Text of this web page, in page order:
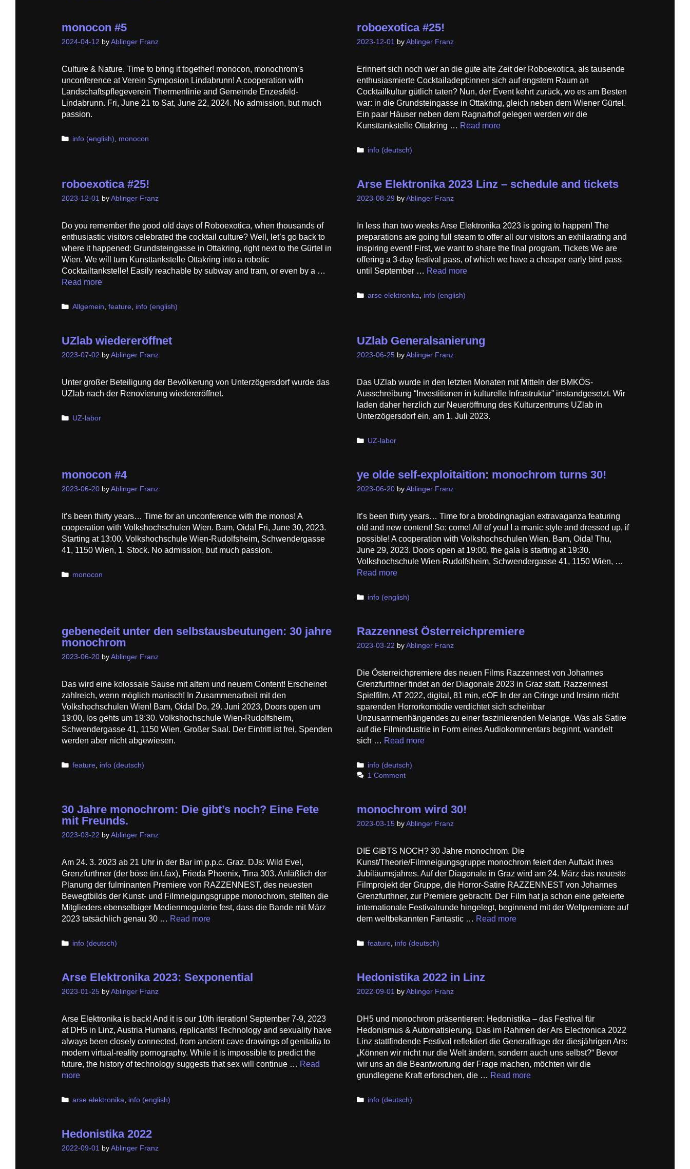
monocon #5
2024-04-12 by Ablinger Franz
Culture & Nature. Time to bring it together! monocon, monochrom’s
unconference at Verein Symposion Lindabrunn! A cooperation with
Landschaftspflegeverein Thermenlinie and Gemeinde Enzesfeld-
Lindabrunn. Fri, June 21 to Sat, June 22, 2024. No admission, but much
passion.
Categories
info (english) monocon
roboexotica #25!
2023-12-01 by Ablinger Franz
Erinnert sich noch wer an die gute alte Zeit der Roboexotica, als tausende
enthusiasmierte Cocktailadept:innen sich auf engstem Raum an
Cocktailkultur gütlich taten? Nun, der Event kehrt zurück, wo es am Besten
war: in die Grundsteingasse in Ottakring, gleich neben dem Wiener Gürtel.
Ein paar Häuser neben dem Ragnarhof gelegen werden wir die
Kunsttankstelle Ottakring … Read more
Categories
info (deutsch)
roboexotica #25!
2023-12-01 by Ablinger Franz
Do you remember the good old days of Roboexotica, when thousands of
enthusiastic visitors celebrated the cocktail culture? Well, let’s go back to
where it happened: Grundsteingasse in Ottakring, right next to the Gürtel in
Wien. We will turn Kunsttankstelle Ottakring into a robotic
Cocktailtankstelle! Easily reachable by subway and tram, or even by a …
Read more
Categories
Allgemein feature, info (english)
Arse Elektronika 2023 Linz – schedule and tickets
2023-08-29 by Ablinger Franz
In less than two weeks Arse Elektronika 2023 is going to happen! The
preparations are going full steam to offer all our visitors an exhilarating and
inspiring event! First, we want to share the final program. Tickets We are
offering a 3-day festival pass, of which we have a cheaper early bird pass
until September … Read more
Categories
arse elektronika info (english)
UZlab wiedereröffnet
2023-07-02 by Ablinger Franz
Unter großer Beteiligung der Bevölkerung von Unterzögersdorf wurde das
UZlab nach der Renovierung wiedereröffnet.
Categories
UZ-labor
UZlab Generalsanierung
2023-06-25 by Ablinger Franz
Das UZlab wurde in den letzten Monaten mit Mitteln der BMKÖS-
Ausschreibung “Investitionen in kulturelle Infrastruktur” instandgesetzt. Wir
laden daher herzlich zur Neueröffnung des Kulturzentrums UZlab in
Unterzögersdorf ein, am 1. Juli 2023.
Categories
UZ-labor
monocon #4
2023-06-20 by Ablinger Franz
It’s been thirty years… Time for an unconference with the monos! A
cooperation with Volkshochschulen Wien. Bam, Oida! Fri, June 30, 2023.
Starting at 13:00. Volkshochschule Wien-Rudolfsheim, Schwendergasse
41, 1150 Wien, 1. Stock. No admission, but much passion.
Categories
monocon
ye olde self-exploitaition: monochrom turns 30!
2023-06-20 by Ablinger Franz
It’s been thirty years… Time for a brobdingnagian extravaganza featuring
old and new content! So: come! All of you! I a manic style and dressed up, if
possible! A cooperation with Volkshochschulen Wien. Bam, Oida! Thu,
June 29, 2023. Doors open at 19:00, the gala is starting at 19:30.
Volkshochschule Wien-Rudolfsheim, Schwendergasse 41, 1150 Wien, …
Read more
Categories
info (english)
gebenedeit unter den selbstausbeutungen: 30 jahre
monochrom
2023-06-20 by Ablinger Franz
Das wird eine kolossale Sause mit altem und neuem Content! Erscheinet
zahlreich, wenn möglich manisch! In Zusammenarbeit mit den
Volkshochschulen Wien! Bam, Oida! Do, 29. Juni 2023, Doors open um
19:00, los gehts um 19:30. Volkshochschule Wien-Rudolfsheim,
Schwendergasse 41, 1150 Wien, Großer Saal. Der Eintritt ist frei, Spenden
werden aber nicht abgewiesen.
Categories
feature, info (deutsch)
Razzennest Österreichpremiere
2023-03-22 by Ablinger Franz
Die Österreichpremiere des neuen Films Razzennest von Johannes
Grenzfurthner findet an der Diagonale 2023 in Graz statt. Razzennest
Spielfilm, AT 2022, digital, 81 min, eOF In der an Cringe und Irrsinn nicht
sparenden Horrorkomödie verdichtet sich scheinbar
Unzusammenhängendes zu einer faszinierenden Melange. Was als Satire
auf die Filmindustrie in Form eines Audiokommentars beginnt, wandelt
sich … Read more
Categories
info (deutsch)
1 Comment
30 Jahre monochrom: Die gibt’s noch? Eine Fete
mit Freunds.
2023-03-22 by Ablinger Franz
Am 24. 3. 2023 ab 21 Uhr in der Bar im p.p.c. Graz. DJs: Wild Evel,
Grenzfurthner (der böse tin.t.fax), Frieda Phoenix, Tina 303. Anläßlich der
Planung der fulminanten Premiere von RAZZENNEST, des neuesten
Bewegtbilds der Kunst- und Filmneigungsgruppe monochrom, stellten die
Mitglieders ebenselbiger Medienmogulerie fest, dass die Bande mit März
2023 tatsächlich genau 30 … Read more
Categories
info (deutsch)
monochrom wird 30!
2023-03-15 by Ablinger Franz
DIE GIBTS NOCH? 30 Jahre monochrom. Die
Kunst/Theorie/Filmneigungsgruppe monochrom feiert den Auftakt ihres
Jubiläumsjahres. Auf der Diagonale in Graz wird am 24. März das neueste
Filmprojekt der Gruppe, die Horror-Satire RAZZENNEST von Johannes
Grenzfurthner, zur Premiere gebracht. Der Film hat ja schon eine gefeierte
internationale Festivalrunde hingelegt, beginnend mit der Weltpremiere auf
dem weltbekannten Fantastic … Read more
Categories
feature, info (deutsch)
Arse Elektronika 2023: Sexponential
2023-01-25 by Ablinger Franz
Arse Elektronika is back! And it is our 10th iteration! September 7-9, 2023
at DH5 in Linz, Austria Humans, replicants! Technology and sexuality have
always been closely connected, from ancient cave drawings of genitalia to
modern virtual-reality pornography. While it is impossible to predict the
future, the history of technology suggests that sex will continue … Read
more
Categories
arse elektronika info (english)
Hedonistika 2022 in Linz
2022-09-01 by Ablinger Franz
DH5 und monochrom präsentieren: Hedonistika – das Festival für
Hedonismus & Automatisierung. Das im Rahmen der Ars Electronica 2022
Linz stattfindende Festival reflektiert die Generalfrage der diesjährigen Ars:
„Können wir nicht nur die Welt ändern, sondern auch uns selbst?“ Bevor
wir uns an die Beantwortung der Frage machen, möchten wir die
grundlegene Kraft erforschen, die … Read more
Categories
info (deutsch)
Hedonistika 2022
2022-09-01 by Ablinger Franz